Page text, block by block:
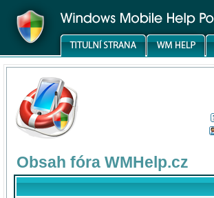
Obsah fóra WMHelp.cz